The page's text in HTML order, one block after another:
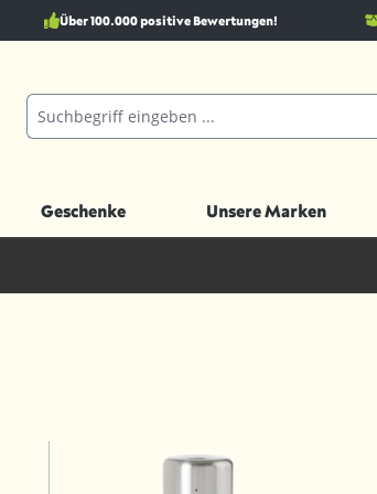
Über 100.000 positive Bewertungen!
Geschenke Unsere Marken